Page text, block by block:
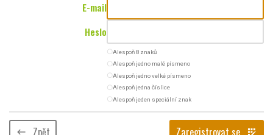
E-mail
Heslo
radio_button_uncheckedAlespoň 8 znaků
radio_button_uncheckedAlespoň jedno malé písmeno
radio_button_uncheckedAlespoň jedno velké písmeno
radio_button_uncheckedAlespoň jedna číslice
radio_button_uncheckedAlespoň jeden speciální znak
keyboard_backspace Zpět Zaregistrovat se app_registration